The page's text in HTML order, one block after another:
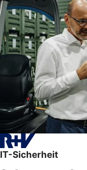
IT-Sicherheit